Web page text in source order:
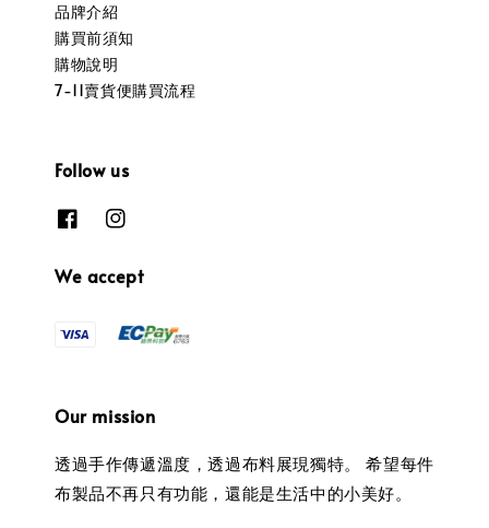
品牌介紹
購買前須知
購物說明
7-11賣貨便購買流程
Follow us
We accept
Our mission
透過手作傳遞溫度，透過布料展現獨特。 希望每件
布製品不再只有功能，還能是生活中的小美好。